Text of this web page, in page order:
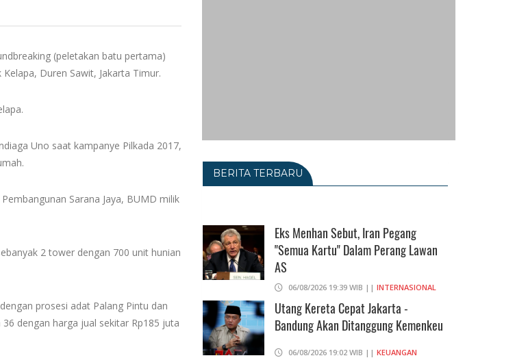
(peletakan batu pertama)
Duren Sawit, Jakarta Timur.
Uno saat kampanye Pilkada 2017,
Sarana Jaya, BUMD milik
2 tower dengan 700 unit hunian
prosesi adat Palang Pintu dan
dengan harga jual sekitar Rp185 juta
BERITA TERBARU
Eks Menhan Sebut, Iran Pegang
"Semua Kartu" Dalam Perang Lawan
AS
06/08/2026 19:39 WIB || INTERNASIONAL
Utang Kereta Cepat Jakarta -
Bandung Akan Ditanggung Kemenkeu
06/08/2026 19:02 WIB || KEUANGAN